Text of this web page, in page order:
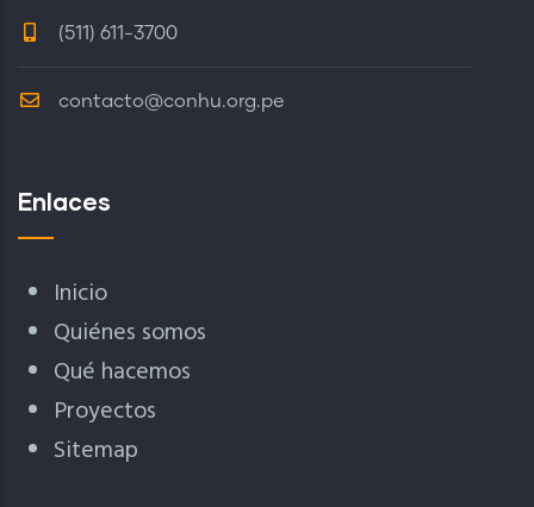
(511) 611-3700
contacto@conhu.org.pe
Enlaces
Inicio
Quiénes somos
Qué hacemos
Proyectos
Sitemap